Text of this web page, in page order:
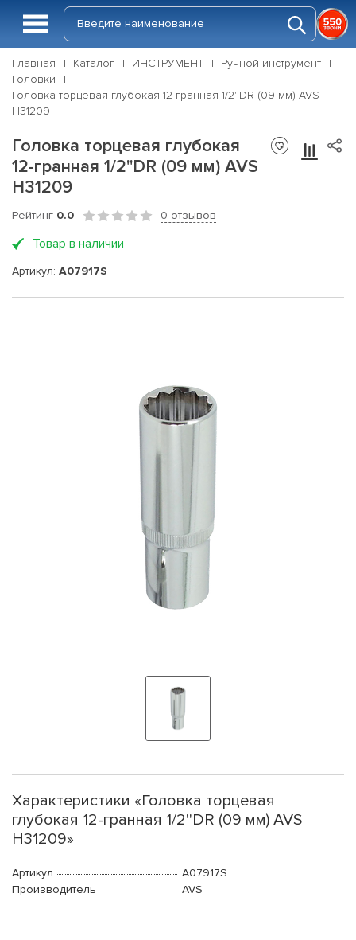
Главная Каталог ИНСТРУМЕНТ
Ручной инструмент
Головки
Головка торцевая глубокая 12-гранная 1/2''DR (09 мм) AVS
H31209
Головка торцевая глубокая
12-гранная 1/2''DR (09 мм) AVS
H31209
Рейтинг 0.0 0 отзывов
Товар в наличии
Артикул: A07917S
Характеристики «Головка торцевая
глубокая 12-гранная 1/2''DR (09 мм) AVS
H31209»
Артикул
A07917S
Производитель
AVS